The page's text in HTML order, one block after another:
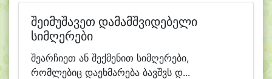
შეიმუშავეთ დამამშვიდებელი
სიმღერები
შეარჩიეთ ან შექმენით სიმღერები,
რომლებიც დაეხმარება ბავშვს დ...